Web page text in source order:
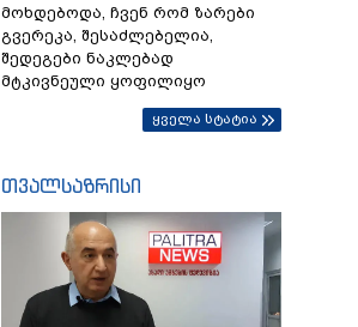
მოხდებოდა, ჩვენ რომ ზარები
გვერეკა, შესაძლებელია,
შედეგები ნაკლებად
მტკივნეული ყოფილიყო
ყველა სტატია
თვალსაზრისი